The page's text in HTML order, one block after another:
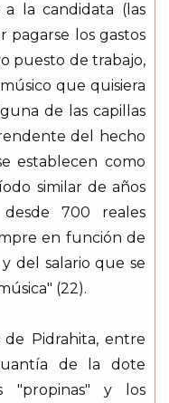
la candidata (las
pagarse los gastos
puesto de trabajo,
que quisiera
de las capillas
del hecho
establecen como
similar de años
desde 700 reales
en función de
del salario que se
(22).
Pidrahita, entre
de la dote
"propinas" y los